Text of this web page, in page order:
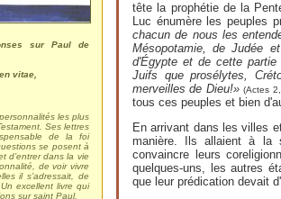
sur Paul de
vitae,
les plus
Ses lettres
de la foi
se posent à
d’entrer dans la vie
de voir vivre
il s’adressait, de
excellent livre qui
sur saint Paul.
tête la prophétie de la
Luc énumère les peuples
chacun de nous les
Mésopotamie, de Judée
d'Égypte et de cette
Juifs que prosélytes,
merveilles de Dieu!» (Actes
tous ces peuples et bien
En arrivant dans les villes
manière. Ils allaient à la
convaincre leurs
quelques-uns, les autres
que leur prédication devait